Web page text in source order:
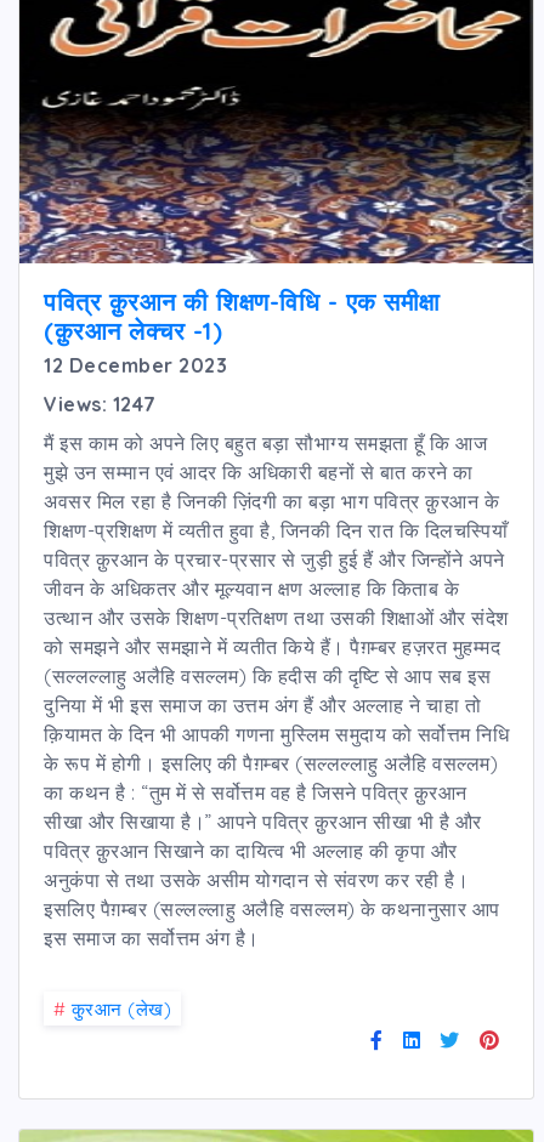
पवित्र क़ुरआन की शिक्षण-विधि - एक समीक्षा
(क़ुरआन लेक्चर -1)
12 December 2023
Views: 1247
मैं इस काम को अपने लिए बहुत बड़ा सौभाग्य समझता हूँ कि आज
मुझे उन सम्मान एवं आदर कि अधिकारी बहनों से बात करने का
अवसर मिल रहा है जिनकी ज़िंदगी का बड़ा भाग पवित्र क़ुरआन के
शिक्षण-प्रशिक्षण में व्यतीत हुवा है, जिनकी दिन रात कि दिलचस्पियाँ
पवित्र क़ुरआन के प्रचार-प्रसार से जुड़ी हुई हैं और जिन्होंने अपने
जीवन के अधिकतर और मूल्यवान क्षण अल्लाह कि किताब के
उत्थान और उसके शिक्षण-प्रतिक्षण तथा उसकी शिक्षाओं और संदेश
को समझने और समझाने में व्यतीत किये हैं। पैग़म्बर हज़रत मुहम्मद
(सल्लल्लाहु अलैहि वसल्लम) कि हदीस की दृष्टि से आप सब इस
दुनिया में भी इस समाज का उत्तम अंग हैं और अल्लाह ने चाहा तो
क़ियामत के दिन भी आपकी गणना मुस्लिम समुदाय को सर्वोत्तम निधि
के रूप में होगी। इसलिए की पैग़म्बर (सल्लल्लाहु अलैहि वसल्लम)
का कथन है : “तुम में से सर्वोत्तम वह है जिसने पवित्र क़ुरआन
सीखा और सिखाया है।” आपने पवित्र क़ुरआन सीखा भी है और
पवित्र क़ुरआन सिखाने का दायित्व भी अल्लाह की कृपा और
अनुकंपा से तथा उसके असीम योगदान से संवरण कर रही है।
इसलिए पैग़म्बर (सल्लल्लाहु अलैहि वसल्लम) के कथनानुसार आप
इस समाज का सर्वोत्तम अंग है।
# कु़रआन (लेख)